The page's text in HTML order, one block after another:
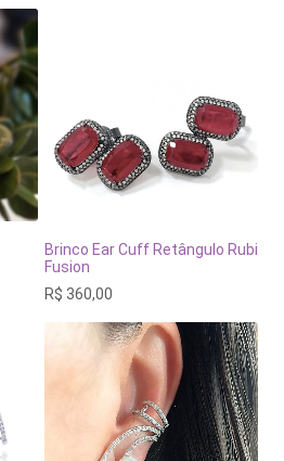
Brinco Ear Cuff Retângulo Rubi
Fusion
R$ 360,00